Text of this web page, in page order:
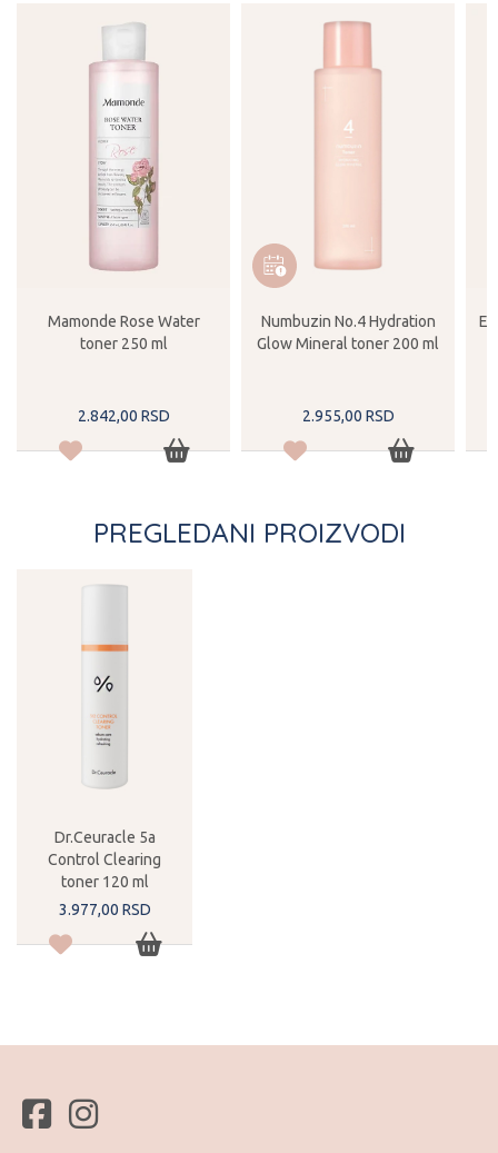
Mamonde Rose Water
toner 250 ml
2.842,00 RSD
Numbuzin No.4 Hydration
Glow Mineral toner 200 ml
2.955,00 RSD
PREGLEDANI PROIZVODI
Dr.Ceuracle 5a
Control Clearing
toner 120 ml
3.977,00 RSD